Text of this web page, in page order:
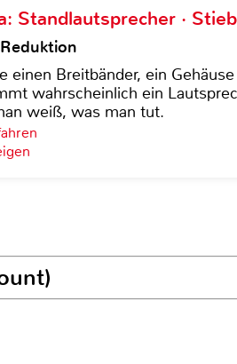
Standlautsprecher ·
einen Breitbänder, ein
wahrscheinlich ein
weiß, was man tut.